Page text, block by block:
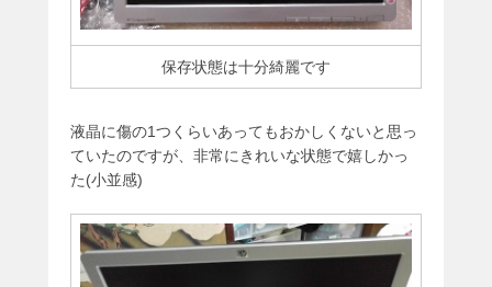
保存状態は十分綺麗です
液晶に傷の1つくらいあってもおかしくないと思っ
ていたのですが、非常にきれいな状態で嬉しかっ
た(小並感)